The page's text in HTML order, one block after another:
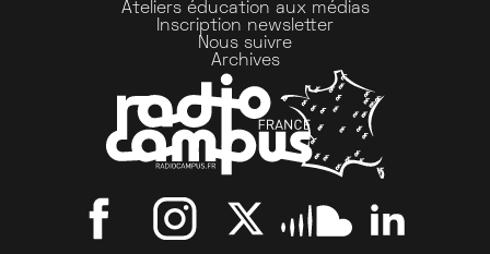
Ateliers éducation aux médias
Inscription newsletter
Nous suivre
Archives